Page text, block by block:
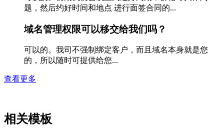
题，然后约好时间和地点 进行面签合同的...
域名管理权限可以移交给我们吗？
可以的。我司不强制绑定客户，而且域名本身就是您
的，所以随时可提供给您...
查看更多
相关模板